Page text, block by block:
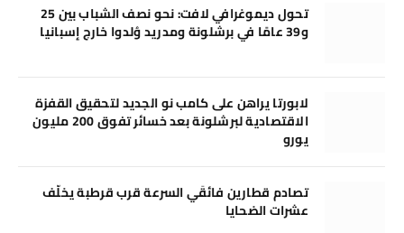
تحول ديموغرافي لافت: نحو نصف الشباب بين 25
و39 عامًا في برشلونة ومدريد وُلدوا خارج إسبانيا
لابورتا يراهن على كامب نو الجديد لتحقيق القفزة
الاقتصادية لبرشلونة بعد خسائر تفوق 200 مليون
يورو
تصادم قطارين فائقَي السرعة قرب قرطبة يخلّف
عشرات الضحايا